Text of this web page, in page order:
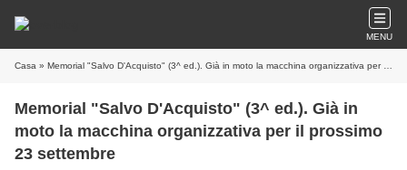
MENU
Casa » Memorial "Salvo D'Acquisto" (3^ ed.). Già in moto la macchina organizzativa per il prossimo 23 settembre
Memorial "Salvo D'Acquisto" (3^ ed.). Già in
moto la macchina organizzativa per il prossimo
23 settembre